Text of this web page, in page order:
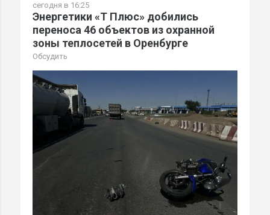
сегодня в 16:25
Энергетики «Т Плюс» добились
переноса 46 объектов из охранной
зоны теплосетей в Оренбурге
Обсудить